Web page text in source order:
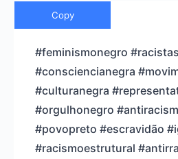
Copy
#feminismonegro
#consciencianegra
#culturanegra
#orgulhonegro
#povopreto #escravidão
#racismoestrutural